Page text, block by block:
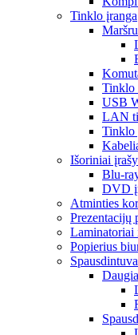
Tinklo įranga
Tinklo
USB
LAN
Tinklo
Išoriniai
Blu-
DVD
Atminties
Prezentacijų
Laminatoriai
Popierius